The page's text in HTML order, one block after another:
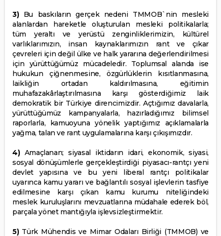
3)Bu baskıların gerçek nedeni TMMOB`nin mesleki
alanlardan hareketle oluşturulan mesleki politikalarla;
tüm yeraltı ve yerüstü zenginliklerimizin, kültürel
varlıklarımızın, insan kaynaklarımızın rant ve çıkar
çevreleri için değil ülke ve halk yararına değerlendirilmesi
için yürüttüğümüz mücadeledir. Toplumsal alanda ise
hukukun çiğnenmesine, özgürlüklerin kısıtlanmasına,
laikliğin ortadan kaldırılmasına, eğitimin
muhafazakârlaştırılmasına karşı gösterdiğimiz laik
demokratik bir Türkiye direncimizdir. Açtığımız davalarla,
yürüttüğümüz kampanyalarla, hazırladığımız bilimsel
raporlarla, kamuoyuna yönelik yaptığımız açıklamalarla
yağma, talan ve rant uygulamalarına karşı çıkışımızdır.
4)Amaçlanan; siyasal iktidarın idari, ekonomik, siyasi,
sosyal dönüşümlerle gerçekleştirdiği piyasacı-rantçı yeni
devlet yapısına ve bu yeni liberal rantçı politikalar
uyarınca kamu yararı ve bağlantılı sosyal işlevlerin tasfiye
edilmesine karşı çıkan kamu kurumu niteliğindeki
meslek kuruluşlarını mevzuatlarına müdahale ederek böl,
parçala yönet mantığıyla işlevsizleştirmektir.
5) Türk Mühendis ve Mimar Odaları Birliği (TMMOB) ve